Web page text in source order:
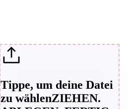
Tippe, um deine Datei
zu wählenZIEHEN.